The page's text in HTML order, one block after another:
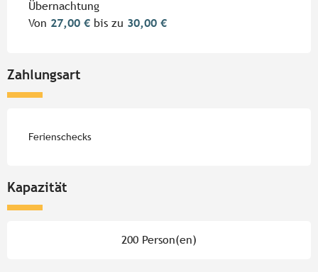
Übernachtung
Von 27,00 € bis zu 30,00 €
Zahlungsart
Ferienschecks
Kapazität
200 Person(en)